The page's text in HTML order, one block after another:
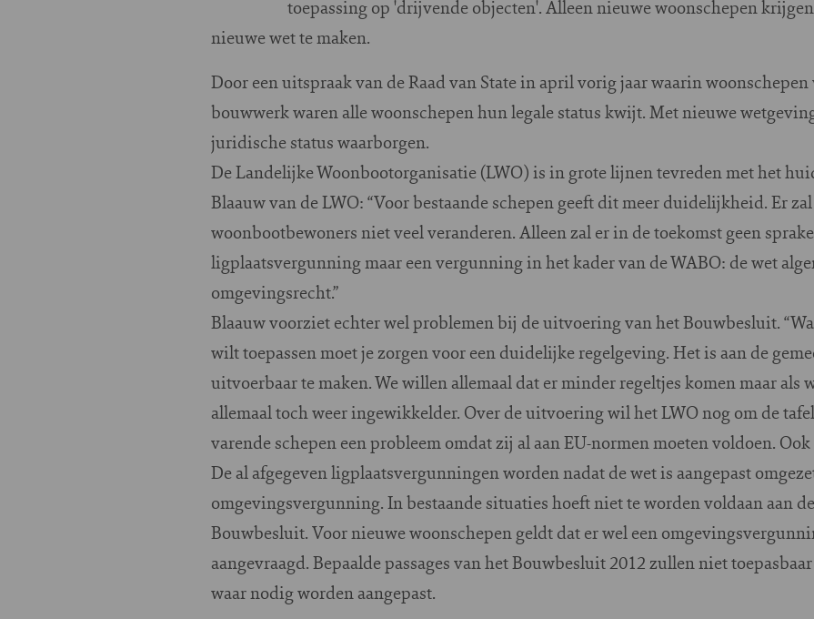
toepassing op 'drijvende objecten'. Alleen nieuwe woonschepen
nieuwe wet te maken.
Door een uitspraak van de Raad van State in april vorig jaar waarin
bouwwerk waren alle woonschepen hun legale status kwijt. Met nieuwe
juridische status waarborgen.
De Landelijke Woonbootorganisatie (LWO) is in grote lijnen tevreden met het
Blaauw van de LWO: “Voor bestaande schepen geeft dit meer duidelijkheid. Er
woonbootbewoners niet veel veranderen. Alleen zal er in de toekomst geen
ligplaatsvergunning maar een vergunning in het kader van de WABO: de wet
omgevingsrecht.”
Blaauw voorziet echter wel problemen bij de uitvoering van het Bouwbesluit.
wilt toepassen moet je zorgen voor een duidelijke regelgeving. Het is aan de
uitvoerbaar te maken. We willen allemaal dat er minder regeltjes komen maar
allemaal toch weer ingewikkelder. Over de uitvoering wil het LWO nog om de
varende schepen een probleem omdat zij al aan EU-normen moeten voldoen. Ook
De al afgegeven ligplaatsvergunningen worden nadat de wet is aangepast
omgevingsvergunning. In bestaande situaties hoeft niet te worden voldaan aan
Bouwbesluit. Voor nieuwe woonschepen geldt dat er wel een
aangevraagd. Bepaalde passages van het Bouwbesluit 2012 zullen niet
waar nodig worden aangepast.